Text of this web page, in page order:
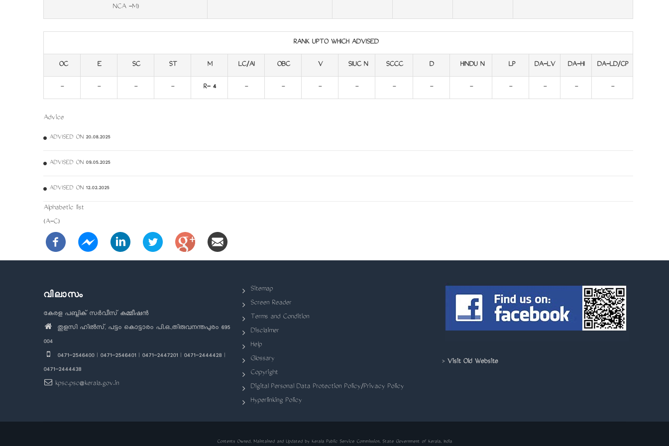
NCA -M)
RANK UPTO WHICH ADVISED
OC E SC ST M LC/AI OBC V SIUC N SCCC D HINDU N LP DA-LV DA-HI DA-LD/CP
- - - - R- 4 - - - - - - - - - - -
Advice
ADVISED ON 20.08.2025
ADVISED ON 09.05.2025
ADVISED ON 12.02.2025
Alphabetic list
(A-C)
വിലാസം
കേരള പബ്ലിക് സർവീസ് കമ്മീഷൻ
തുളസി ഹിൽസ്, പട്ടം കൊട്ടാരം പി.ഒ.,തിരുവനന്തപുരം 695
004
0471-2546400 | 0471-2546401 | 0471-2447201 | 0471-2444428 |
0471-2444438
kpsc.psc@kerala.gov.in
Sitemap
Screen Reader
Terms and Condition
Disclaimer
Help
Glossary
Copyright
Digital Personal Data Protection Policy/Privacy Policy
Hyperlinking Policy
> Visit Old Website
Contents Owned, Maintained and Updated by Kerala Public Service Commission, State Government of Kerala, India